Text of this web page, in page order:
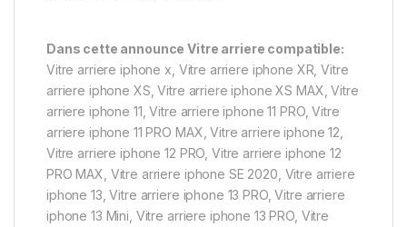
Dans cette announce Vitre arriere compatible:
Vitre arriere iphone x, Vitre arriere iphone XR, Vitre
arriere iphone XS, Vitre arriere iphone XS MAX, Vitre
arriere iphone 11, Vitre arriere iphone 11 PRO, Vitre
arriere iphone 11 PRO MAX, Vitre arriere iphone 12,
Vitre arriere iphone 12 PRO, Vitre arriere iphone 12
PRO MAX, Vitre arriere iphone SE 2020, Vitre arriere
iphone 13, Vitre arriere iphone 13 PRO, Vitre arriere
iphone 13 Mini, Vitre arriere iphone 13 PRO, Vitre